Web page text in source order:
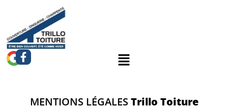
MENTIONS LÉGALES Trillo Toiture